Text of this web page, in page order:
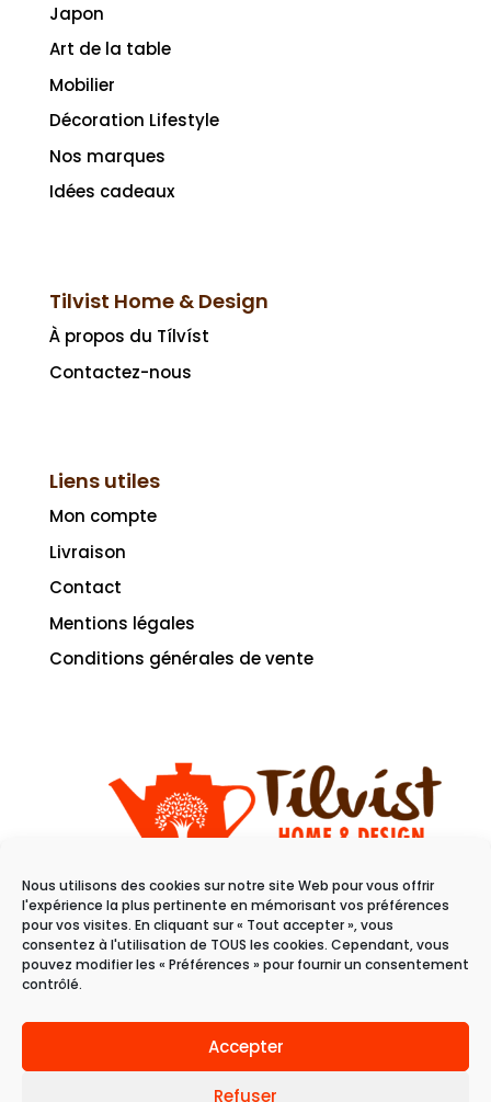
Nous utilisons des cookies sur notre site Web pour vous offrir
l'expérience la plus pertinente en mémorisant vos préférences
pour vos visites. En cliquant sur « Tout accepter », vous
consentez à l'utilisation de TOUS les cookies. Cependant, vous
pouvez modifier les « Préférences » pour fournir un consentement
contrôlé.
Accepter
Refuser
Japon
Art de la table
Mobilier
Décoration Lifestyle
Nos marques
Idées cadeaux
Tilvist Home & Design
À propos du Tílvíst
Contactez-nous
Liens utiles
Mon compte
Livraison
Contact
Mentions légales
Conditions générales de vente
11 rue du raisin
68100 Mulhouse
Du mardi au samedi